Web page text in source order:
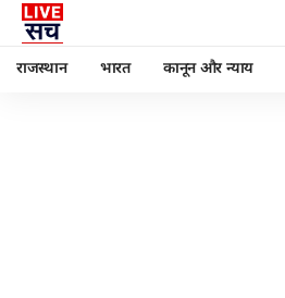
राजस्थान भारत कानून और न्याय